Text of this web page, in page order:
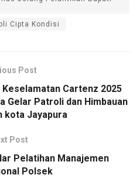
Cipta Kondisi
Post
Cartenz 2025
Gelar Patroli dan Himbauan
kota Jayapura
Post
Pelatihan Manajemen
Polsek